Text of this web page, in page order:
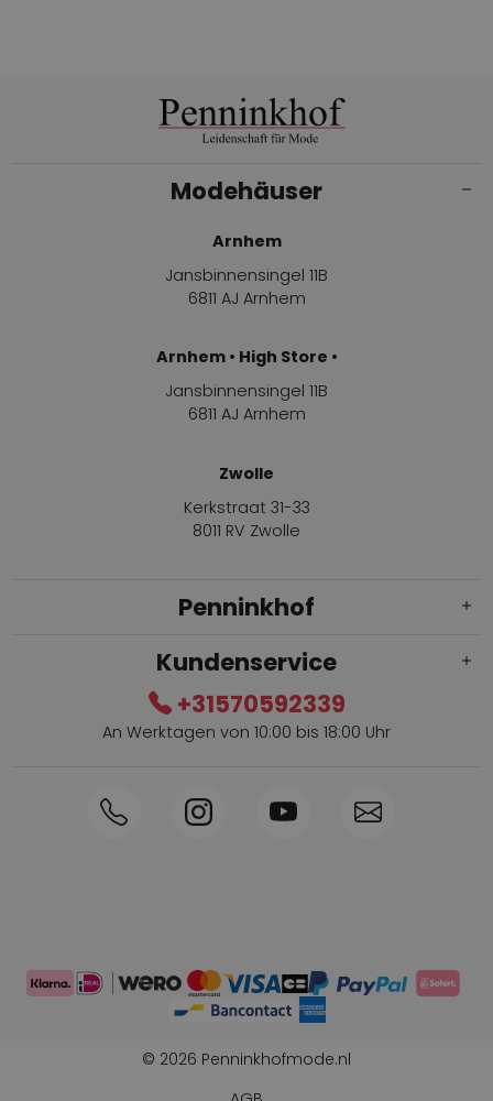
Modehäuser
Arnhem
Jansbinnensingel 11B
6811 AJ Arnhem
Arnhem • High Store •
Jansbinnensingel 11B
6811 AJ Arnhem
Zwolle
Kerkstraat 31-33
8011 RV Zwolle
Penninkhof
Innerhalb von 1-3 Tagen geliefert
Persönliche Beratung: 0031-570592339
Kundenservice
+31570592339
An Werktagen von 10:00 bis 18:00 Uhr
© 2026 Penninkhofmode.nl